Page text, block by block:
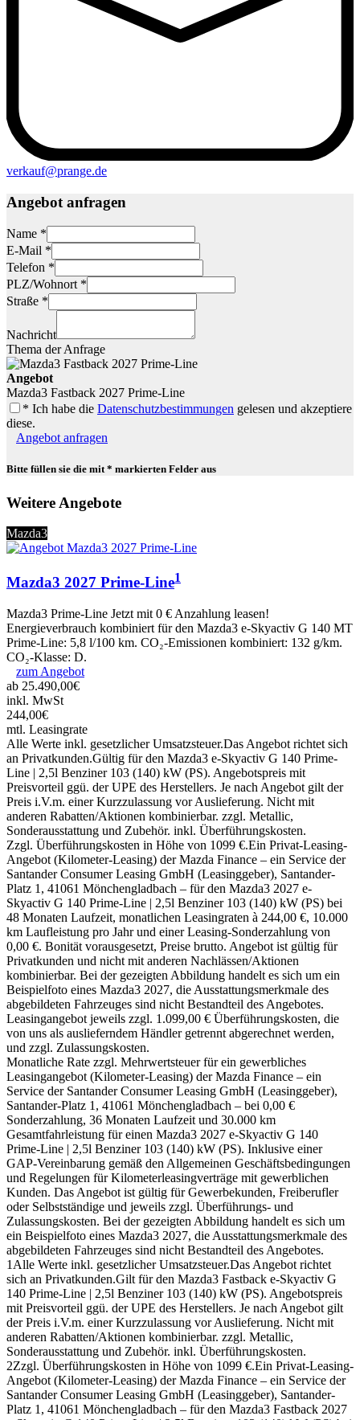
verkauf@prange.de
Angebot anfragen
Name *
E-Mail *
Telefon *
PLZ/Wohnort *
Straße *
Nachricht
Thema der Anfrage
Angebot
Mazda3 Fastback 2027 Prime-Line
* Ich habe die Datenschutzbestimmungen gelesen und akzeptiere
diese.
Angebot anfragen
Bitte füllen sie die mit * markierten Felder aus
Weitere Angebote
Mazda3
Mazda3 2027 Prime-Line1
Mazda3 Prime-Line Jetzt mit 0 € Anzahlung leasen!
Energieverbrauch kombiniert für den Mazda3 e-Skyactiv G 140 MT
Prime-Line: 5,8 l/100 km. CO₂-Emissionen kombiniert: 132 g/km.
CO₂-Klasse: D.
zum Angebot
ab 25.490,00€
inkl. MwSt
244,00€
mtl. Leasingrate
Alle Werte inkl. gesetzlicher Umsatzsteuer.Das Angebot richtet sich
an Privatkunden.Gültig für den Mazda3 e-Skyactiv G 140 Prime-
Line | 2,5l Benziner 103 (140) kW (PS). Angebotspreis mit
Preisvorteil ggü. der UPE des Herstellers. Je nach Angebot gilt der
Preis i.V.m. einer Kurzzulassung vor Auslieferung. Nicht mit
anderen Rabatten/Aktionen kombinierbar. zzgl. Metallic,
Sonderausstattung und Zubehör. inkl. Überführungskosten.
Zzgl. Überführungskosten in Höhe von 1099 €.Ein Privat-Leasing-
Angebot (Kilometer-Leasing) der Mazda Finance – ein Service der
Santander Consumer Leasing GmbH (Leasinggeber), Santander-
Platz 1, 41061 Mönchengladbach – für den Mazda3 2027 e-
Skyactiv G 140 Prime-Line | 2,5l Benziner 103 (140) kW (PS) bei
48 Monaten Laufzeit, monatlichen Leasingraten à 244,00 €, 10.000
km Laufleistung pro Jahr und einer Leasing-Sonderzahlung von
0,00 €. Bonität vorausgesetzt, Preise brutto. Angebot ist gültig für
Privatkunden und nicht mit anderen Nachlässen/Aktionen
kombinierbar. Bei der gezeigten Abbildung handelt es sich um ein
Beispielfoto eines Mazda3 2027, die Ausstattungsmerkmale des
abgebildeten Fahrzeuges sind nicht Bestandteil des Angebotes.
Leasingangebot jeweils zzgl. 1.099,00 € Überführungskosten, die
von uns als auslieferndem Händler getrennt abgerechnet werden,
und zzgl. Zulassungskosten.
Monatliche Rate zzgl. Mehrwertsteuer für ein gewerbliches
Leasingangebot (Kilometer-Leasing) der Mazda Finance – ein
Service der Santander Consumer Leasing GmbH (Leasinggeber),
Santander-Platz 1, 41061 Mönchengladbach – bei 0,00 €
Sonderzahlung, 36 Monaten Laufzeit und 30.000 km
Gesamtfahrleistung für einen Mazda3 2027 e-Skyactiv G 140
Prime-Line | 2,5l Benziner 103 (140) kW (PS). Inklusive einer
GAP-Vereinbarung gemäß den Allgemeinen Geschäftsbedingungen
und Regelungen für Kilometerleasingverträge mit gewerblichen
Kunden. Das Angebot ist gültig für Gewerbekunden, Freiberufler
oder Selbstständige und jeweils zzgl. Überführungs- und
Zulassungskosten. Bei der gezeigten Abbildung handelt es sich um
ein Beispielfoto eines Mazda3 2027, die Ausstattungsmerkmale des
abgebildeten Fahrzeuges sind nicht Bestandteil des Angebotes.
1 Alle Werte inkl. gesetzlicher Umsatzsteuer.Das Angebot richtet
sich an Privatkunden.Gilt für den Mazda3 Fastback e-Skyactiv G
140 Prime-Line | 2,5l Benziner 103 (140) kW (PS). Angebotspreis
mit Preisvorteil ggü. der UPE des Herstellers. Je nach Angebot gilt
der Preis i.V.m. einer Kurzzulassung vor Auslieferung. Nicht mit
anderen Rabatten/Aktionen kombinierbar. zzgl. Metallic,
Sonderausstattung und Zubehör. inkl. Überführungskosten.
2Zzgl. Überführungskosten in Höhe von 1099 €.Ein Privat-Leasing-
Angebot (Kilometer-Leasing) der Mazda Finance – ein Service der
Santander Consumer Leasing GmbH (Leasinggeber), Santander-
Platz 1, 41061 Mönchengladbach – für den Mazda3 Fastback 2027